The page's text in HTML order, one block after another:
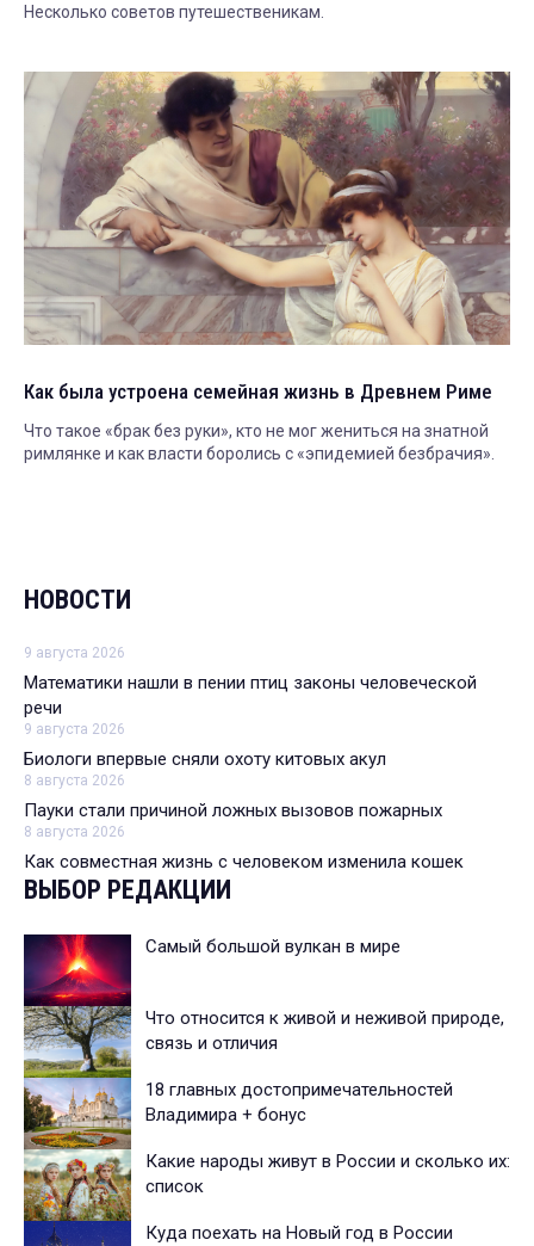
Несколько советов путешественикам.
Как была устроена семейная жизнь в Древнем Риме
Что такое «брак без руки», кто не мог жениться на знатной
римлянке и как власти боролись с «эпидемией безбрачия».
НОВОСТИ
9 августа 2026
Математики нашли в пении птиц законы человеческой
речи
9 августа 2026
Биологи впервые сняли охоту китовых акул
8 августа 2026
Пауки стали причиной ложных вызовов пожарных
8 августа 2026
Как совместная жизнь с человеком изменила кошек
ВЫБОР РЕДАКЦИИ
Самый большой вулкан в мире
Что относится к живой и неживой природе,
связь и отличия
18 главных достопримечательностей
Владимира + бонус
Какие народы живут в России и сколько их:
список
Куда поехать на Новый год в России